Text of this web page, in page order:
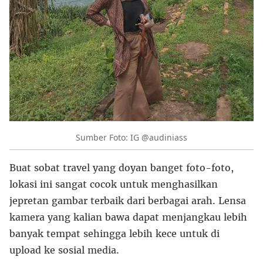
Sumber Foto: IG @audiniass
Buat sobat travel yang doyan banget foto-foto,
lokasi ini sangat cocok untuk menghasilkan
jepretan gambar terbaik dari berbagai arah. Lensa
kamera yang kalian bawa dapat menjangkau lebih
banyak tempat sehingga lebih kece untuk di
upload ke sosial media.